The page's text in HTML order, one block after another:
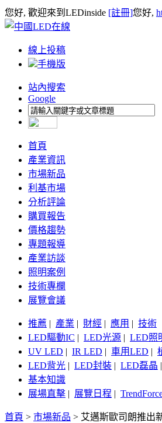
您好, 歡迎來到LEDinside [註冊]您好,
線上投稿
手機版
站內搜索
Google
首頁
產業資訊
市場新品
利基市場
分析評論
購買報告
價格趨勢
專題報導
產業訪談
照明案例
技術專欄
展覽會議
推薦 | 產業 | 財經 | 應用 | 技術
LED驅動IC | LED光源 | LED照
UV LED | IR LED | 車用LED |
LED背光 | LED封裝 | LED磊晶 |
基本知識
展場直擊 | 展覽日程 |
首頁 > 市場新品 > 艾邁斯歐司朗推出